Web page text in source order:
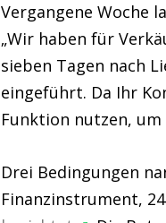
Vergangene Woche
„Wir haben für
sieben Tagen nach
eingeführt. Da Ihr
Funktion nutzen, um
Drei Bedingungen
Finanzinstrument,